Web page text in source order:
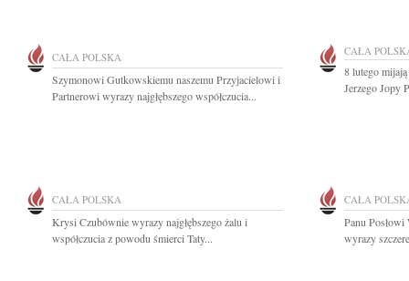
CAŁA POLSKA
Szymonowi Gutkowskiemu naszemu Przyjacielowi i
Partnerowi wyrazy najgłębszego współczucia...
CAŁA
8 lutego
Jerzego Jopy
CAŁA POLSKA
Krysi Czubównie wyrazy najgłębszego żalu i
współczucia z powodu śmierci Taty...
CAŁA
Panu
wyrazy